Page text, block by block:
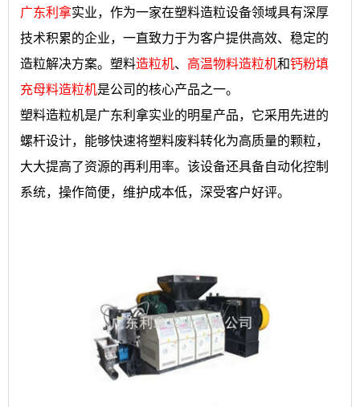
广东利拿实业，作为一家在塑料造粒设备领域具有深厚
技术积累的企业，一直致力于为客户提供高效、稳定的
造粒解决方案。塑料造粒机、 高温物料造粒机和钙粉填
充母料造粒机是公司的核心产品之一。
塑料造粒机是广东利拿实业的明星产品，它采用先进的
螺杆设计，能够快速将塑料废料转化为高质量的颗粒，
大大提高了资源的再利用率。该设备还具备自动化控制
系统，操作简便，维护成本低，深受客户好评。